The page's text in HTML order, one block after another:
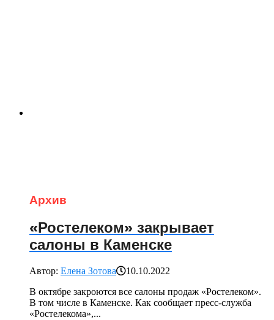
Архив
«Ростелеком» закрывает
салоны в Каменске
Автор: Елена Зотова
10.10.2022
В октябре закроются все салоны продаж «Ростелеком».
В том числе в Каменске. Как сообщает пресс-служба
«Ростелекома»,...